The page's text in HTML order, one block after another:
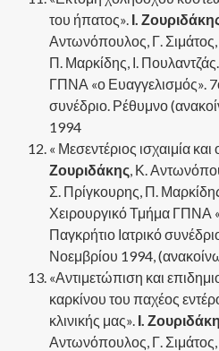
του ήπατος». Ι.
Αντωνόπουλος, Γ.
Π. Μαρκίδης, Ι.
ΓΠΝΑ «ο Ευαγγελισμός».
συνέδριο. Ρέθυμνο
1994
« Μεσεντέριος ισχαιμία και
Ζουριδάκης , Κ.
Σ. Πρίγκουρης, Π.
Χειρουργικό Τμήμα ΓΠΝΑ
Παγκρήτιο Ιατρικό
Νοεμβρίου 1994,
«Αντιμετώπιση και
καρκίνου του παχέος
κλινικής μας». Ι.
Αντωνόπουλος, Γ.